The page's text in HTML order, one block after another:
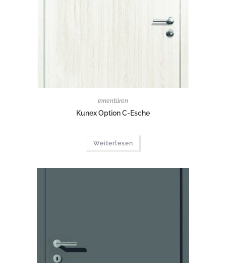
Innentüren
Kunex Option C-Esche
Weiterlesen